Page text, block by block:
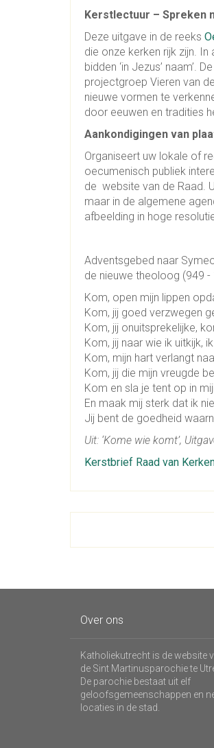
Kerstlectuur – Spreken
Deze uitgave in de reeks
die onze kerken rijk zijn.
bidden ‘in Jezus’ naam’.
projectgroep Vieren van
nieuwe vormen te
door eeuwen en tradities
Aankondigingen van
Organiseert uw lokale of
oecumenisch publiek
de website van de Raad.
maar in de algemene
afbeelding in hoge
Adventsgebed naar
de nieuwe theoloog (949 -
Kom, open mijn lippen
Kom, jij goed verzwegen
Kom, jij onuitsprekelijke,
Kom, jij naar wie ik uitkijk,
Kom, mijn hart verlangt
Kom, jij die mijn vreugde
Kom en sla je tent op in
En maak mij sterk dat ik
Jij bent de goedheid
Uit: ‘Kome wie komt’,
Kerstbrief Raad van
Over ons
Katholiekutrecht is de website
de Sint Martinusparochie te
De parochie bestaat uit elf
geloofsgemeenschappen en
locaties in de stad.